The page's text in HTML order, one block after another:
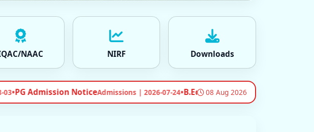
NAAC NIRF Downloads
| 2026-07-20- B.Ed.-I Year 2026-27 Admission Started on 21,22,23 July 2026
08 Aug 2026